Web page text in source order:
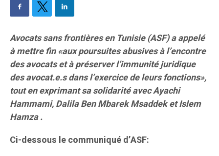
Avocats sans frontières en Tunisie (ASF) a appelé
à mettre fin «aux poursuites abusives à l’encontre
des avocats et à préserver l’immunité juridique
des avocat.e.s dans l’exercice de leurs fonctions»,
tout en exprimant sa solidarité avec Ayachi
Hammami, Dalila Ben Mbarek Msaddek et Islem
Hamza .
Ci-dessous le communiqué d’ASF: